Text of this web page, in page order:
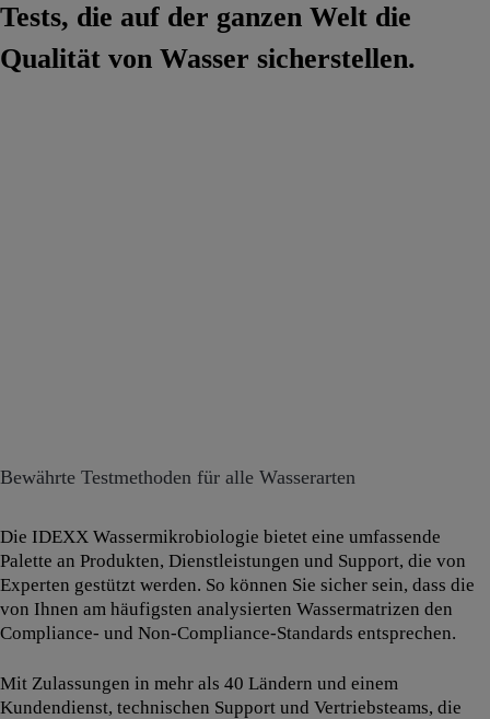
Tests, die auf der ganzen Welt die
Qualität von Wasser sicherstellen.
Bewährte Testmethoden für alle Wasserarten
Die IDEXX Wassermikrobiologie bietet eine umfassende
Palette an Produkten, Dienstleistungen und Support, die von
Experten gestützt werden. So können Sie sicher sein, dass die
von Ihnen am häufigsten analysierten Wassermatrizen den
Compliance- und Non-Compliance-Standards entsprechen.
Mit Zulassungen in mehr als 40 Ländern und einem
Kundendienst, technischen Support und Vertriebsteams, die